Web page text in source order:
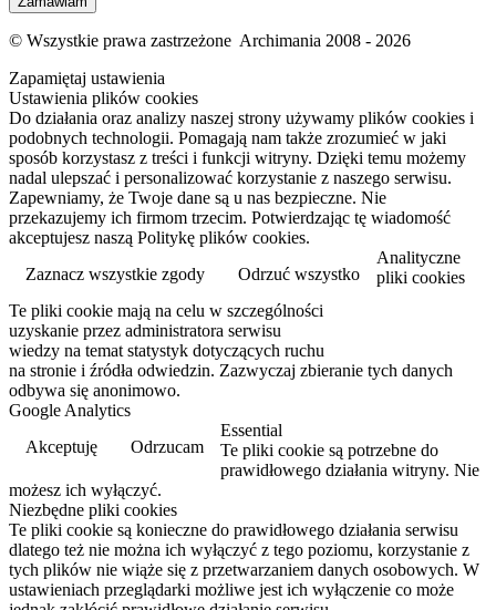
© Wszystkie prawa zastrzeżone Archimania 2008 - 2026
Zapamiętaj ustawienia
Ustawienia plików cookies
Do działania oraz analizy naszej strony używamy plików cookies i
podobnych technologii. Pomagają nam także zrozumieć w jaki
sposób korzystasz z treści i funkcji witryny. Dzięki temu możemy
nadal ulepszać i personalizować korzystanie z naszego serwisu.
Zapewniamy, że Twoje dane są u nas bezpieczne. Nie
przekazujemy ich firmom trzecim. Potwierdzając tę wiadomość
akceptujesz naszą Politykę plików cookies.
Zaznacz wszystkie zgody
Odrzuć wszystko
Analityczne
pliki cookies
Te pliki cookie mają na celu w szczególności
uzyskanie przez administratora serwisu
wiedzy na temat statystyk dotyczących ruchu
na stronie i źródła odwiedzin. Zazwyczaj zbieranie tych danych
odbywa się anonimowo.
Google Analytics
Akceptuję
Odrzucam
Essential
Te pliki cookie są potrzebne do
prawidłowego działania witryny. Nie
możesz ich wyłączyć.
Niezbędne pliki cookies
Te pliki cookie są konieczne do prawidłowego działania serwisu
dlatego też nie można ich wyłączyć z tego poziomu, korzystanie z
tych plików nie wiąże się z przetwarzaniem danych osobowych. W
ustawieniach przeglądarki możliwe jest ich wyłączenie co może